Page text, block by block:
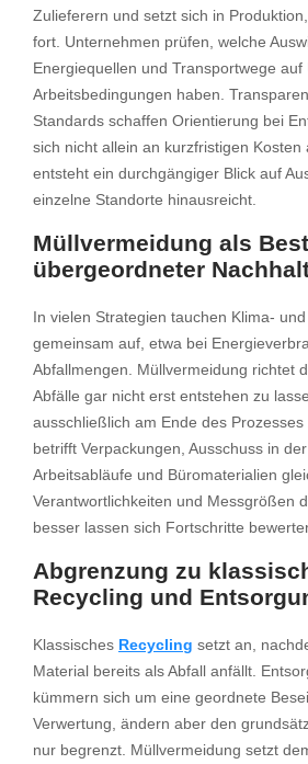
Zulieferern und setzt sich in
fort. Unternehmen prüfen, welche
Energiequellen und Transportwege auf
Arbeitsbedingungen haben.
Standards schaffen Orientierung bei
sich nicht allein an kurzfristigen Kosten
entsteht ein durchgängiger Blick auf
einzelne Standorte hinausreicht.
Müllvermeidung als
übergeordneter
In vielen Strategien tauchen Klima-
gemeinsam auf, etwa bei
Abfallmengen. Müllvermeidung richtet
Abfälle gar nicht erst entstehen zu
ausschließlich am Ende des
betrifft Verpackungen, Ausschuss in
Arbeitsabläufe und Büromaterialien
Verantwortlichkeiten und Messgrößen
besser lassen sich Fortschritte
Abgrenzung zu
Recycling und
Klassisches Recycling setzt an,
Material bereits als Abfall anfällt.
kümmern sich um eine geordnete
Verwertung, ändern aber den
nur begrenzt. Müllvermeidung setzt